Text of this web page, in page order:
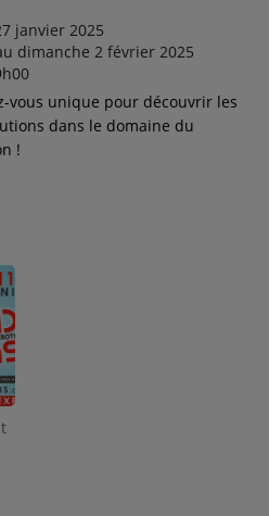
janvier 2025
dimanche 2 février 2025
vous unique pour découvrir les
dans le domaine du
!